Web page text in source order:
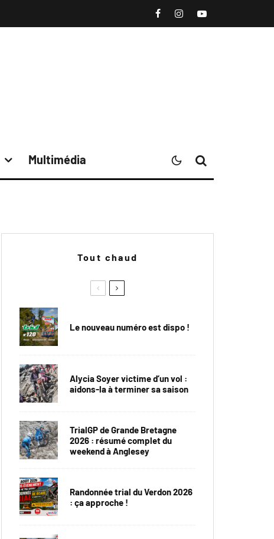
Multimédia
Tout chaud
Le nouveau numéro est dispo !
Alycia Soyer victime d’un vol :
aidons-la à terminer sa saison
TrialGP de Grande Bretagne
2026 : résumé complet du
weekend à Anglesey
Randonnée trial du Verdon 2026
: ça approche !